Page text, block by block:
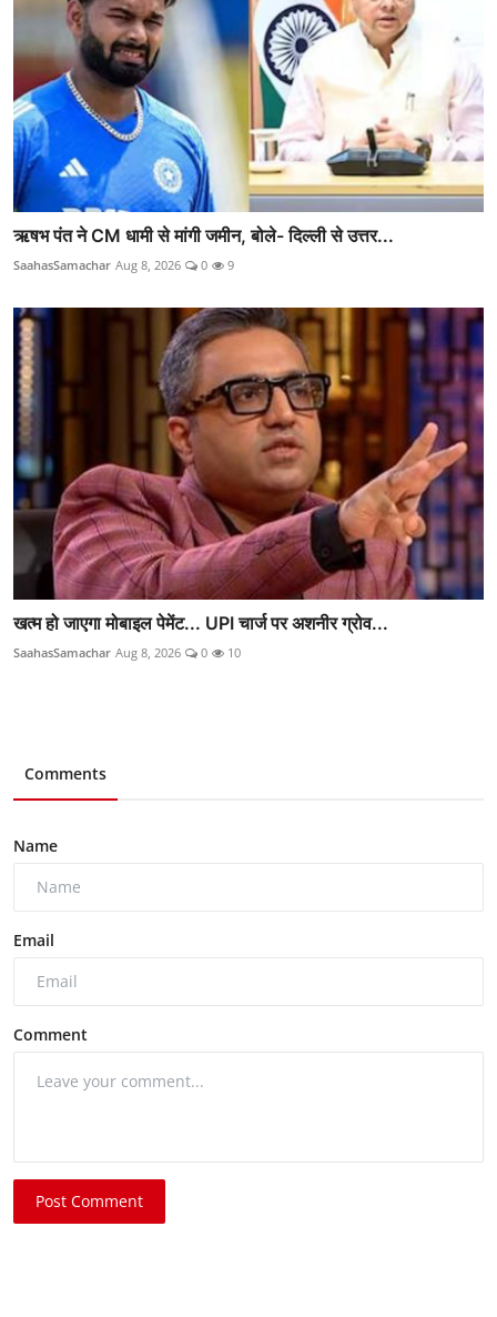
ऋषभ पंत ने CM धामी से मांगी जमीन, बोले- दिल्ली से उत्तर...
SaahasSamachar Aug 8, 2026 0 9
खत्म हो जाएगा मोबाइल पेमेंट... UPI चार्ज पर अशनीर ग्रोव...
SaahasSamachar Aug 8, 2026 0 10
Comments
Name
Email
Comment
Post Comment